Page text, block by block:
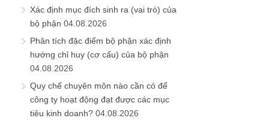
Xác định mục đích sinh ra (vai trò) của
bộ phận 04.08.2026
Phân tích đặc điểm bộ phận xác định
hướng chỉ huy (cơ cấu) của bộ phận
04.08.2026
Quy chế chuyên môn nào cần có để
công ty hoạt động đạt được các mục
tiêu kinh doanh? 04.08.2026